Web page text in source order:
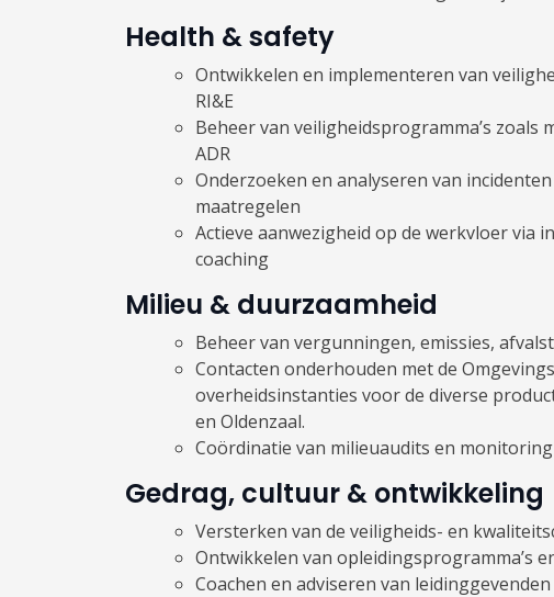
Health & safety
Ontwikkelen en implementeren van
RI&E
Beheer van veiligheidsprogramma’s zoals
ADR
Onderzoeken en analyseren van
maatregelen
Actieve aanwezigheid op de werkvloer via
coaching
Milieu & duurzaamheid
Beheer van vergunningen, emissies,
Contacten onderhouden met de
overheidsinstanties voor de diverse
en Oldenzaal.
Coördinatie van milieuaudits en
Gedrag, cultuur & ontwikkeling
Versterken van de veiligheids- en
Ontwikkelen van opleidingsprogramma’s
Coachen en adviseren van